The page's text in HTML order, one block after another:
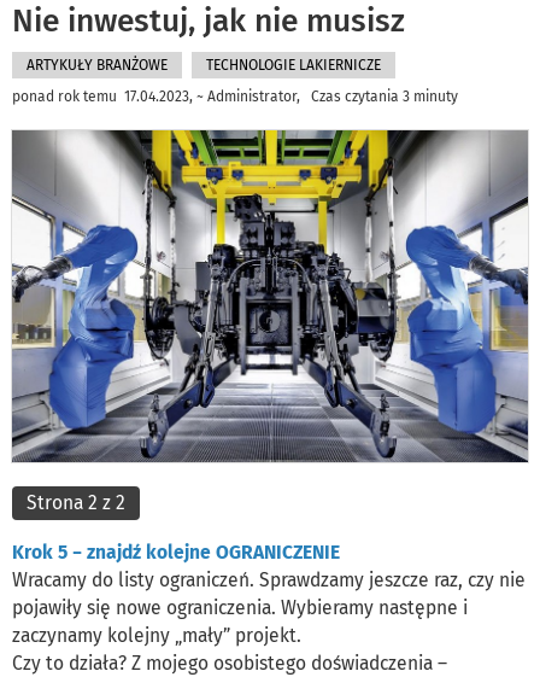
Nie inwestuj, jak nie musisz
ARTYKUŁY BRANŻOWE
TECHNOLOGIE LAKIERNICZE
ponad rok temu 17.04.2023, ~ Administrator, Czas czytania 3 minuty
Strona 2 z 2
Krok 5 − znajdź kolejne OGRANICZENIE
Wracamy do listy ograniczeń. Sprawdzamy jeszcze raz, czy nie
pojawiły się nowe ograniczenia. Wybieramy następne i
zaczynamy kolejny „mały” projekt.
Czy to działa? Z mojego osobistego doświadczenia –